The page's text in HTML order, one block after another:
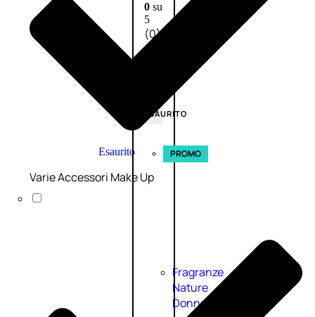
0su
5
(0)
ESAURITO
Esaurito PROMO
Fragranze
Nature
Donna
Varie Accessori Make Up